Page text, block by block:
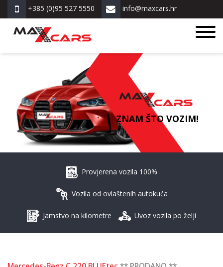
+385 (0)95 527 5550 info@maxcars.hr
ZNAM ŠTO VOZIM!
Provjerena vozila 100%
Vozila od ovlaštenih autokuća
Jamstvo na kilometre Uvoz vozila po želji